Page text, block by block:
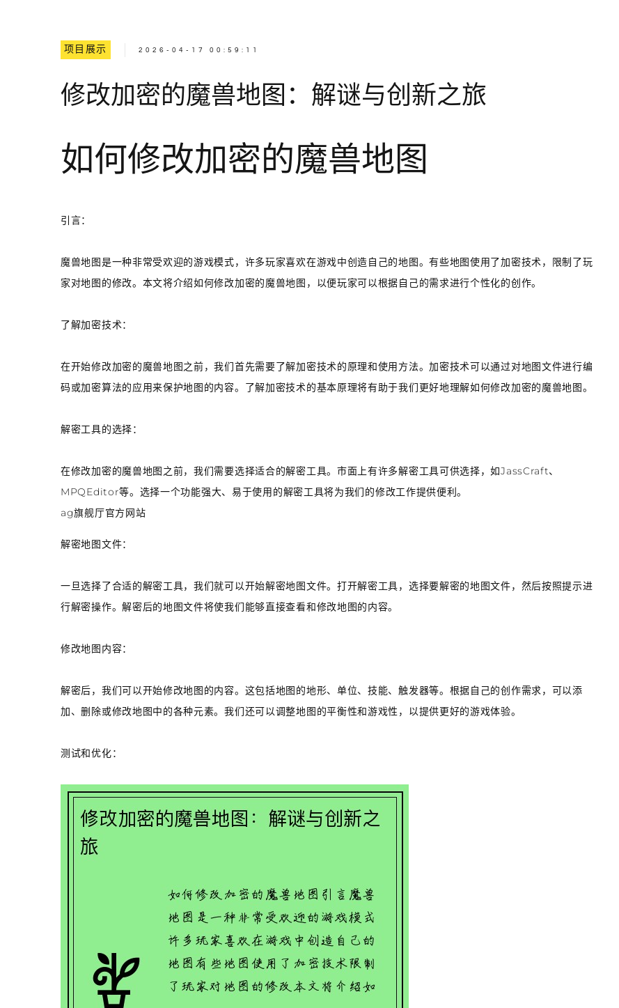
项目展示 2026-04-17 00:59:11
修改加密的魔兽地图：解谜与创新之旅
如何修改加密的魔兽地图
引言：
魔兽地图是一种非常受欢迎的游戏模式，许多玩家喜欢在游戏中创造自己的地图。有些地图使用了加密技术，限制了玩
家对地图的修改。本文将介绍如何修改加密的魔兽地图，以便玩家可以根据自己的需求进行个性化的创作。
了解加密技术：
在开始修改加密的魔兽地图之前，我们首先需要了解加密技术的原理和使用方法。加密技术可以通过对地图文件进行编
码或加密算法的应用来保护地图的内容。了解加密技术的基本原理将有助于我们更好地理解如何修改加密的魔兽地图。
解密工具的选择：
在修改加密的魔兽地图之前，我们需要选择适合的解密工具。市面上有许多解密工具可供选择，如JassCraft、
MPQEditor等。选择一个功能强大、易于使用的解密工具将为我们的修改工作提供便利。
ag旗舰厅官方网站
解密地图文件：
一旦选择了合适的解密工具，我们就可以开始解密地图文件。打开解密工具，选择要解密的地图文件，然后按照提示进
行解密操作。解密后的地图文件将使我们能够直接查看和修改地图的内容。
修改地图内容：
解密后，我们可以开始修改地图的内容。这包括地图的地形、单位、技能、触发器等。根据自己的创作需求，可以添
加、删除或修改地图中的各种元素。我们还可以调整地图的平衡性和游戏性，以提供更好的游戏体验。
测试和优化：